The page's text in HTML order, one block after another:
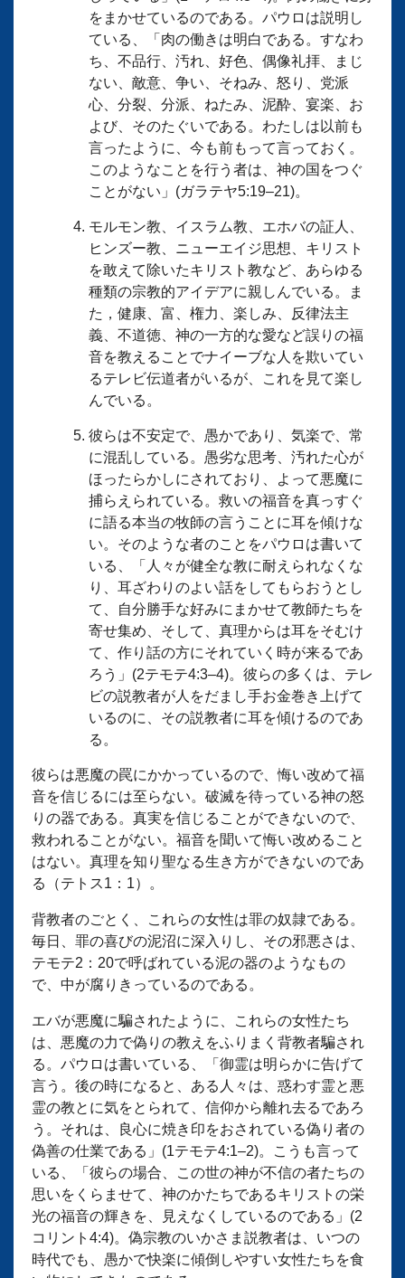
をまかせているのである。パウロは説明し
ている、「肉の働きは明白である。すなわ
ち、不品行、汚れ、好色、偶像礼拝、まじ
ない、敵意、争い、そねみ、怒り、党派
心、分裂、分派、ねたみ、泥酔、宴楽、お
よび、そのたぐいである。わたしは以前も
言ったように、今も前もって言っておく。
このようなことを行う者は、神の国をつぐ
ことがない」(ガラテヤ5:19–21)。
モルモン教、イスラム教、エホバの証人、
ヒンズー教、ニューエイジ思想、キリスト
を敢えて除いたキリスト教など、あらゆる
種類の宗教的アイデアに親しんでいる。ま
た，健康、富、権力、楽しみ、反律法主
義、不道徳、神の一方的な愛など誤りの福
音を教えることでナイーブな人を欺いてい
るテレビ伝道者がいるが、これを見て楽し
んでいる。
彼らは不安定で、愚かであり、気楽で、常
に混乱している。愚劣な思考、汚れた心が
ほったらかしにされており、よって悪魔に
捕らえられている。救いの福音を真っすぐ
に語る本当の牧師の言うことに耳を傾けな
い。そのような者のことをパウロは書いて
いる、「人々が健全な教に耐えられなくな
り、耳ざわりのよい話をしてもらおうとし
て、自分勝手な好みにまかせて教師たちを
寄せ集め、そして、真理からは耳をそむけ
て、作り話の方にそれていく時が来るであ
ろう」(2テモテ4:3–4)。彼らの多くは、テレ
ビの説教者が人をだまし手お金巻き上げて
いるのに、その説教者に耳を傾けるのであ
る。
彼らは悪魔の罠にかかっているので、悔い改めて福
音を信じるには至らない。破滅を待っている神の怒
りの器である。真実を信じることができないので、
救われることがない。福音を聞いて悔い改めること
はない。真理を知り聖なる生き方ができないのであ
る（テトス1：1）。
背教者のごとく、これらの女性は罪の奴隷である。
毎日、罪の喜びの泥沼に深入りし、その邪悪さは、
テモテ2：20で呼ばれている泥の器のようなもの
で、中が腐りきっているのである。
エバが悪魔に騙されたように、これらの女性たち
は、悪魔の力で偽りの教えをふりまく背教者騙され
る。パウロは書いている、「御霊は明らかに告げて
言う。後の時になると、ある人々は、惑わす霊と悪
霊の教とに気をとられて、信仰から離れ去るであろ
う。それは、良心に焼き印をおされている偽り者の
偽善の仕業である」(1テモテ4:1–2)。こうも言って
いる、「彼らの場合、この世の神が不信の者たちの
思いをくらませて、神のかたちであるキリストの栄
光の福音の輝きを、見えなくしているのである」(2
コリント4:4)。偽宗教のいかさま説教者は、いつの
時代でも、愚かで快楽に傾倒しやすい女性たちを食